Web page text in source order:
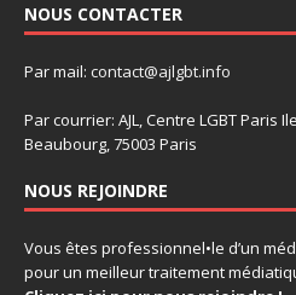
NOUS CONTACTER
Par mail: contact@ajlgbt.info
Par courrier: AJL, Centre LGBT Paris
Beaubourg, 75003 Paris
NOUS REJOINDRE
Vous êtes professionnel•le d’un
pour un meilleur traitement